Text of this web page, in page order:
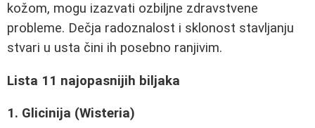
kožom, mogu izazvati ozbiljne zdravstvene
probleme. Dečja radoznalost i sklonost stavljanju
stvari u usta čini ih posebno ranjivim.
Lista 11 najopasnijih biljaka
1. Glicinija (Wisteria)